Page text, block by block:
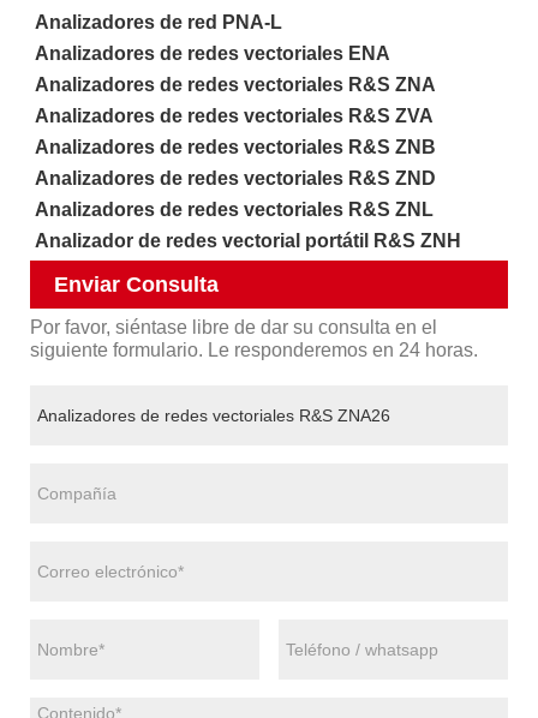
Analizadores de red PNA-L
Analizadores de redes vectoriales ENA
Analizadores de redes vectoriales R&S ZNA
Analizadores de redes vectoriales R&S ZVA
Analizadores de redes vectoriales R&S ZNB
Analizadores de redes vectoriales R&S ZND
Analizadores de redes vectoriales R&S ZNL
Analizador de redes vectorial portátil R&S ZNH
Enviar Consulta
Por favor, siéntase libre de dar su consulta en el
siguiente formulario. Le responderemos en 24 horas.